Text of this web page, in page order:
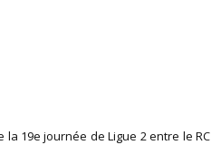
19e journée de Ligue 2 entre le RC